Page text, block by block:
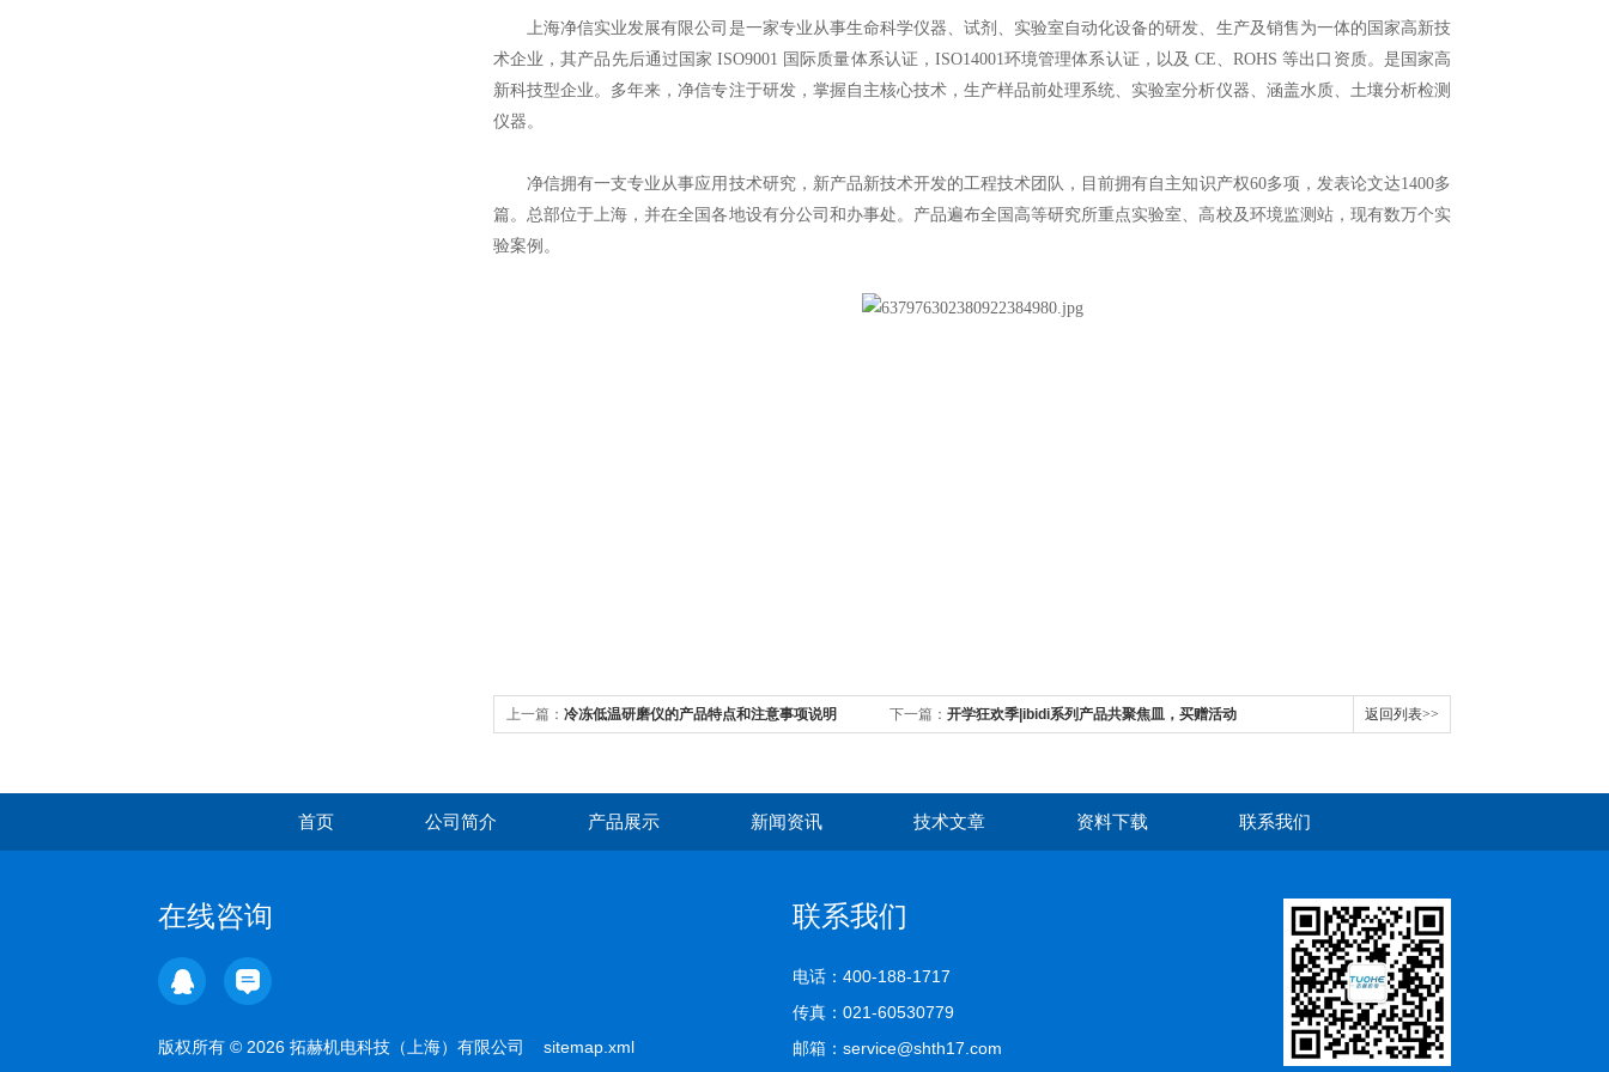
上海净信实业发展有限公司是一家专业从事生命科学仪器、试剂、实验室自动化设备的研发、生产及销售为一体的国家高新技
术企业，其产品先后通过国家 ISO9001 国际质量体系认证，ISO14001环境管理体系认证，以及 CE、ROHS 等出⼝资质。是国家高
新科技型企业。多年来，净信专注于研发，掌握自主核心技术，生产样品前处理系统、实验室分析仪器、涵盖水质、土壤分析检测
仪器。
净信拥有⼀⽀专业从事应⽤技术研究，新产品新技术开发的⼯程技术团队，目前拥有⾃主知识产权60多项，发表论文达1400多
篇。总部位于上海，并在全国各地设有分公司和办事处。产品遍布全国高等研究所重点实验室、高校及环境监测站，现有数万个实
验案例。
上一篇： 冷冻低温研磨仪的产品特点和注意事项说明 下一篇： 开学狂欢季|ibidi系列产品共聚焦皿，买赠活动 返回列表>>
首页 公司简介 产品展示 新闻资讯 技术文章 资料下载 联系我们
在线咨询
版权所有 © 2026 拓赫机电科技（上海）有限公司 sitemap.xml
联系我们
电话：400-188-1717
传真：021-60530779
邮箱：service@shth17.com